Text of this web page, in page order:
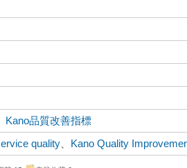
Kano品質改善指標
quality
Kano Quality